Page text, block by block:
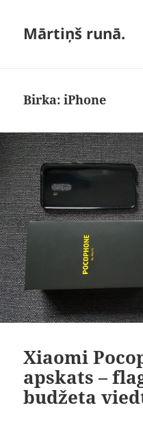
Mārtiņš runā.
Birka:iPhone
Xiaomi
apskats –
budžeta